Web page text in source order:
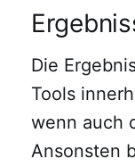
Die
Tools
wenn auch
Ansonsten